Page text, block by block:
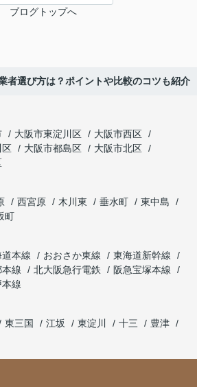
ブログトップへ
者選び方は？ポイントや比較のコツも紹介
大阪市東淀川区
大阪市西区
区 大阪市都島区
大阪市北区
西宮原 木川東 垂水町
東中島
町
本線 おおさか東線
東海道新幹線
本線 北大阪急行電鉄
阪急宝塚本線
本線
東三国 江坂 東淀川 十三
豊津